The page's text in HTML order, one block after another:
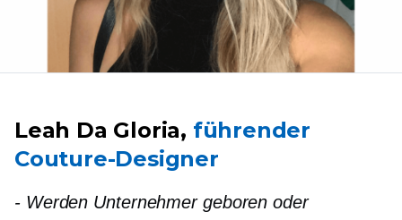
Leah Da Gloria, führender
Couture-Designer
-Werden Unternehmer geboren oder